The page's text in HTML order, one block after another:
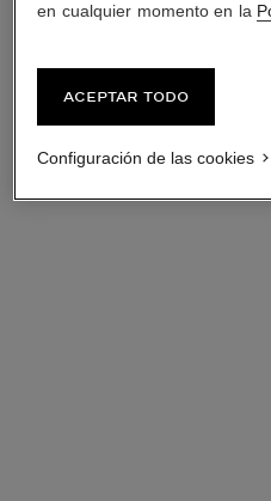
en cualquier momento en la
Aceptar todo
Configuración de las cookies